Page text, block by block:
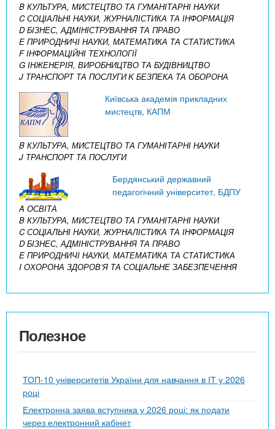
B КУЛЬТУРА, МИСТЕЦТВО ТА ГУМАНІТАРНІ НАУКИ
C СОЦІАЛЬНІ НАУКИ, ЖУРНАЛІСТИКА ТА ІНФОРМАЦІЯ
D БІЗНЕС, АДМІНІСТРУВАННЯ ТА ПРАВО
E ПРИРОДНИЧІ НАУКИ, МАТЕМАТИКА ТА СТАТИСТИКА
F ІНФОРМАЦІЙНІ ТЕХНОЛОГІЇ
G ІНЖЕНЕРІЯ, ВИРОБНИЦТВО ТА БУДІВНИЦТВО
J ТРАНСПОРТ ТА ПОСЛУГИK БЕЗПЕКА ТА ОБОРОНА
Київська академія прикладних
мистецтв, КАПМ
B КУЛЬТУРА, МИСТЕЦТВО ТА ГУМАНІТАРНІ НАУКИ
J ТРАНСПОРТ ТА ПОСЛУГИ
Бердянський державний
педагогічний університет, БДПУ
A ОСВІТА
B КУЛЬТУРА, МИСТЕЦТВО ТА ГУМАНІТАРНІ НАУКИ
C СОЦІАЛЬНІ НАУКИ, ЖУРНАЛІСТИКА ТА ІНФОРМАЦІЯ
D БІЗНЕС, АДМІНІСТРУВАННЯ ТА ПРАВО
E ПРИРОДНИЧІ НАУКИ, МАТЕМАТИКА ТА СТАТИСТИКА
I ОХОРОНА ЗДОРОВ’Я ТА СОЦІАЛЬНЕ ЗАБЕЗПЕЧЕННЯ
Полезное
ТОП-10 університетів України для навчання в ІТ у 2026
році
Електронна заява вступника у 2026 році: як подати
через електронний кабінет